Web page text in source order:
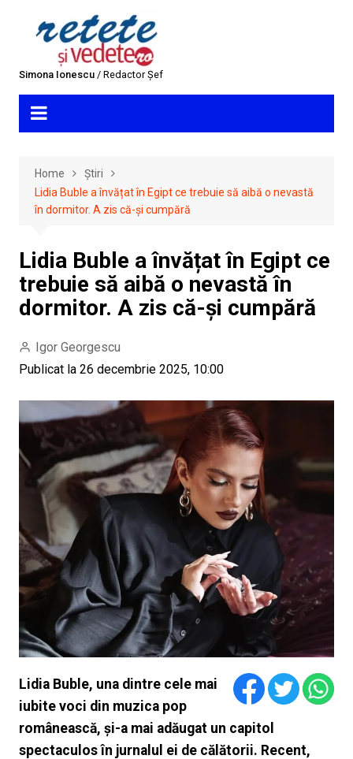
Simona Ionescu/ Redactor Șef
Home
Știri
Lidia Buble a învățat în Egipt ce trebuie să aibă o nevastă
în dormitor. A zis că-și cumpără
Lidia Buble a învățat în Egipt ce
trebuie să aibă o nevastă în
dormitor. A zis că-și cumpără
Igor Georgescu
Publicat la 26 decembrie 2025, 10:00
Lidia Buble, una dintre cele mai
iubite voci din muzica pop
românească, și-a mai adăugat un capitol
spectaculos în jurnalul ei de călătorii. Recent,